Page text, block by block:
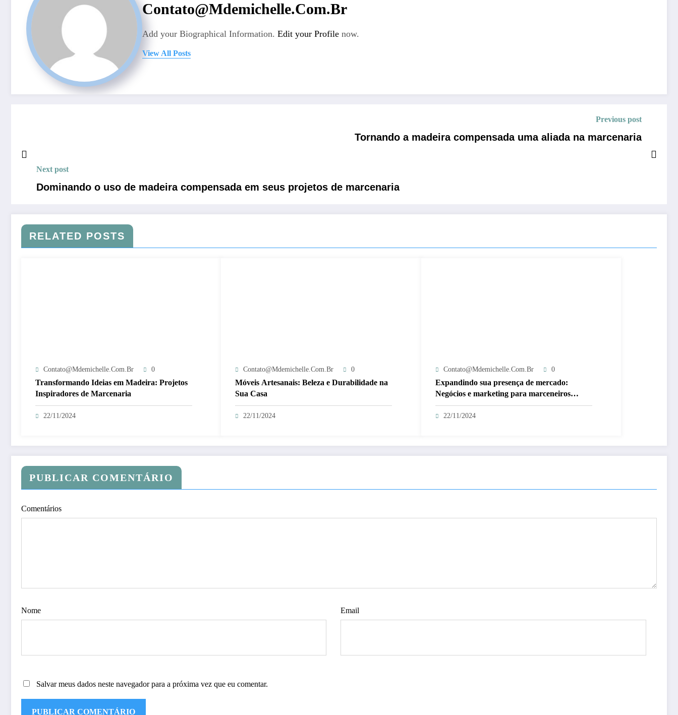
Contato@mdemichelle.com.br
Add your Biographical Information. Edit your Profile now.
View All Posts
Previous post
Tornando a madeira compensada uma aliada na marcenaria
Next post
Dominando o uso de madeira compensada em seus projetos de marcenaria
RELATED POSTS
Contato@mdemichelle.com.br 0
Transformando Ideias em Madeira: Projetos
Inspiradores de Marcenaria
22/11/2024
Contato@mdemichelle.com.br 0
Móveis Artesanais: Beleza e Durabilidade na
Sua Casa
22/11/2024
Contato@mdemichelle.com.br 0
Expandindo sua presença de mercado:
Negócios e marketing para marceneiros
autônomos
22/11/2024
PUBLICAR COMENTÁRIO
Comentários
Nome Email
Salvar meus dados neste navegador para a próxima vez que eu comentar.